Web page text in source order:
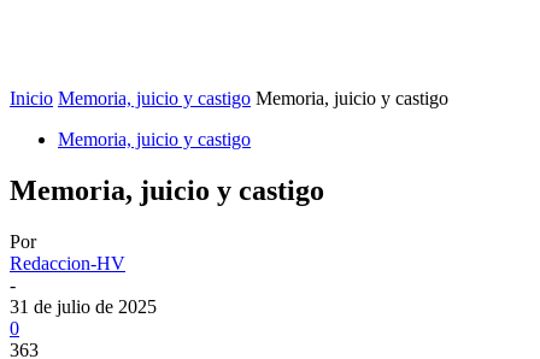
Inicio Memoria, juicio y castigo Memoria, juicio y castigo
Memoria, juicio y castigo
Memoria, juicio y castigo
Por
Redaccion-HV
-
31 de julio de 2025
0
363